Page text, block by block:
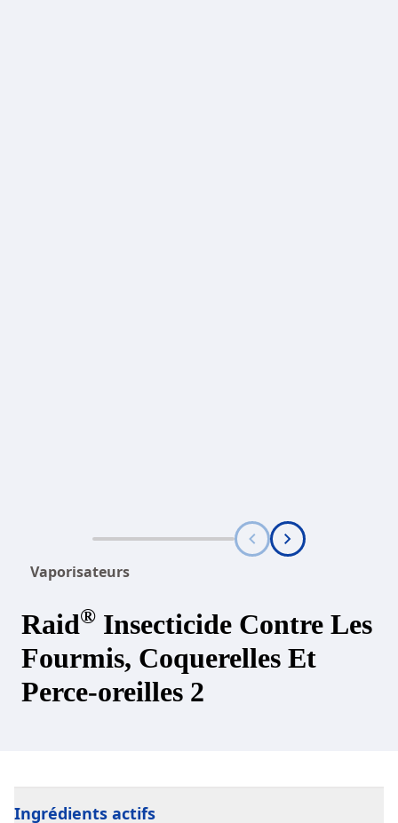
Vaporisateurs
Raid® Insecticide Contre Les
Fourmis, Coquerelles Et
Perce-oreilles 2
Ingrédients actifs